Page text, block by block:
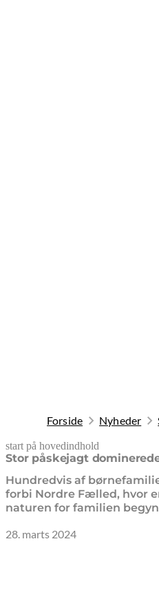
Forside Nyheder
start på hovedindhold
Stor påskejagt
Hundredvis af
forbi Nordre Fælled, hvor
naturen for familien
28. marts 2024
senest opdateret 24. april 2026